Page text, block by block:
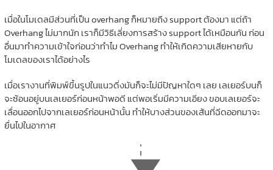
เมื่อในโมเดลมีส่วนที่เป็น overhang ก็หมายถึง support ต้องมา แต่ถ้า
Overhang ไม่มากนัก เราก็มีวิธีเลี่ยงการสร้าง support ได้เหมือนกัน ก่อน
อื่นมาทำความเข้าใจก่อนว่าทำไม Overhang ทำให้เกิดความเสียหายกับ
โมเดลของเราได้อย่างไร
เมื่อเรางานที่พิมพ์ขึ้นรูปในแนวดิ่งมันก็จะไม่มีปัญหาใดๆ เลย เลเยอร์บนก็
จะซ้อนอยู่บนเลเยอร์ก่อนหน้าพอดี แต่พอเริ่มมีความเอียง ขอบเลเยอร์จะ
เลื่อนออกไปจากเลเยอร์ก่อนหน้านั้น ทำให้บางส่วนของเส้นที่ฉีดออกมาจะ
ยื่นไปในอากาศ